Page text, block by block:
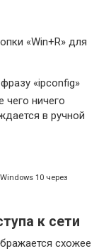
«Win+R» для
«ipconfig»
чего ничего
в ручной
10 через
к сети
схожее